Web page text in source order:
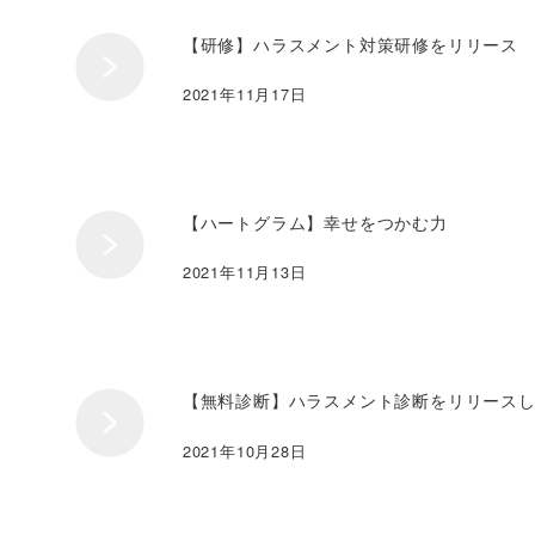
【研修】ハラスメント対策研修をリリース
2021年11月17日
【ハートグラム】幸せをつかむ力
2021年11月13日
【無料診断】ハラスメント診断をリリース
2021年10月28日